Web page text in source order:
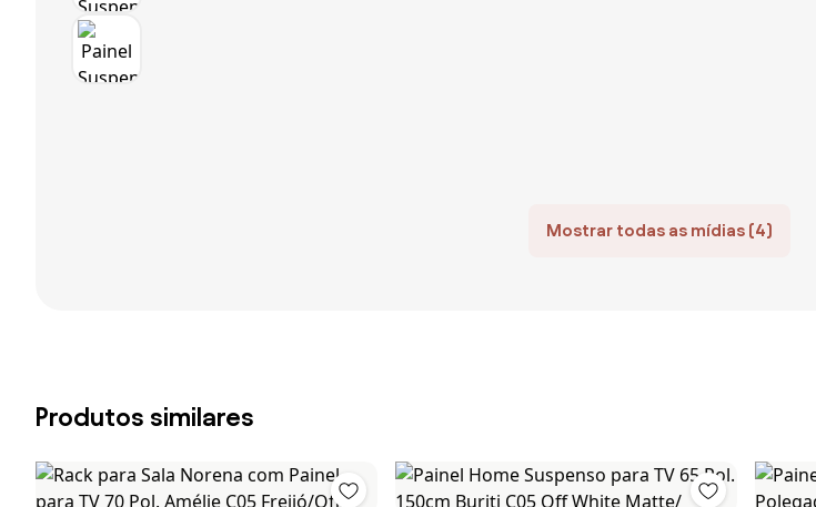
Mostrar todas as mídias (4)
Produtos similares